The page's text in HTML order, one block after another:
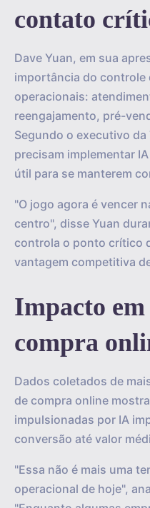
contato
Dave Yuan, em sua
importância do
operacionais:
reengajamento, pré-
Segundo o executivo
precisam implementar
útil para se manterem
"O jogo agora é vencer
centro", disse Yuan
controla o ponto crítico
vantagem competitiva
Impacto em
compra
Dados coletados de
de compra online
impulsionadas por IA
conversão até valor
"Essa não é mais uma
operacional de hoje",